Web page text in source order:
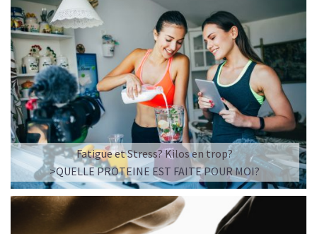
Fatigue et Stress? Kilos en trop?
>QUELLE PROTEINE EST FAITE POUR MOI?